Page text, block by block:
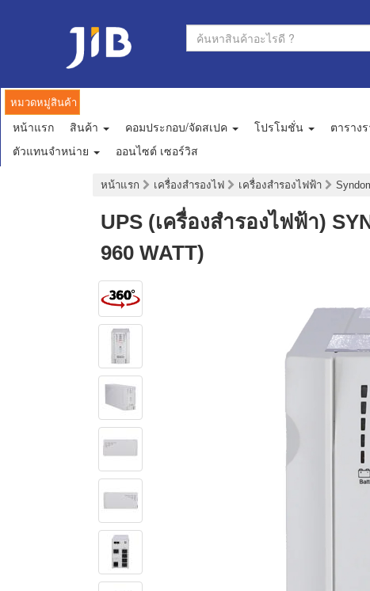
หมวดหมู่สินค้า
หน้าแรก สินค้า คอมประกอบ/จัดสเปค โปรโมชั่น ตาราง
ตัวแทนจำหน่าย
ออนไซต์ เซอร์วิส
หน้าแรก เครื่องสำรองไฟ เครื่องสำรองไฟฟ้า
UPS (เครื่องสำรองไฟฟ้า)
960 WATT)